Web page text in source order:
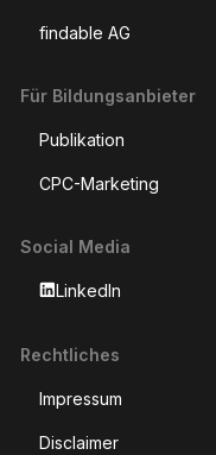
findable AG
Für Bildungsanbieter
Publikation
CPC-Marketing
Social Media
LinkedIn
Rechtliches
Impressum
Disclaimer